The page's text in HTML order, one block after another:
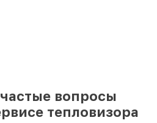
вопросы
тепловизора